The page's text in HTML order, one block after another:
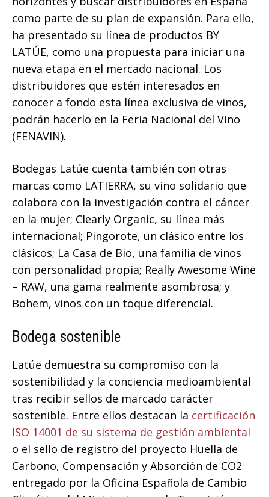
como parte de su plan de expansión. Para ello,
ha presentado su línea de productos BY
LATÚE, como una propuesta para iniciar una
nueva etapa en el mercado nacional. Los
distribuidores que estén interesados en
conocer a fondo esta línea exclusiva de vinos,
podrán hacerlo en la Feria Nacional del Vino
(FENAVIN).
Bodegas Latúe cuenta también con otras
marcas como LATIERRA, su vino solidario que
colabora con la investigación contra el cáncer
en la mujer; Clearly Organic, su línea más
internacional; Pingorote, un clásico entre los
clásicos; La Casa de Bio, una familia de vinos
con personalidad propia; Really Awesome Wine
– RAW, una gama realmente asombrosa; y
Bohem, vinos con un toque diferencial.
Bodega sostenible
Latúe demuestra su compromiso con la
sostenibilidad y la conciencia medioambiental
tras recibir sellos de marcado carácter
sostenible. Entre ellos destacan la certificación
ISO 14001 de su sistema de gestión ambiental
o el sello de registro del proyecto Huella de
Carbono, Compensación y Absorción de CO2
entregado por la Oficina Española de Cambio